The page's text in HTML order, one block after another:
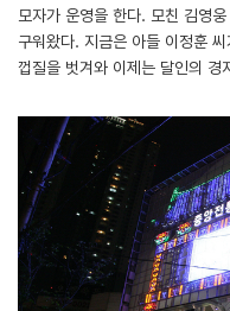
모자가 운영을 한다. 모친 김영
구워왔다. 지금은 아들 이정훈
껍질을 벗겨와 이제는 달인의 경